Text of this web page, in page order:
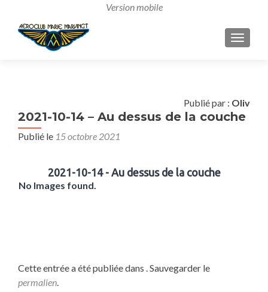
Publié par : Oliv
2021-10-14 – Au dessus de la couche
Publié le 15 octobre 2021
2021-10-14 - Au dessus de la couche
No Images found.
Cette entrée a été publiée dans . Sauvegarder le
permalien.